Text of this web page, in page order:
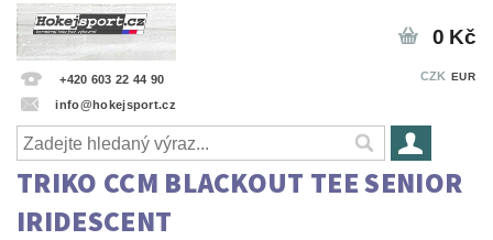
+420 603 22 44 90
info@hokejsport.cz
CZK EUR
0 Kč
TRIKO CCM BLACKOUT TEE SENIOR
IRIDESCENT